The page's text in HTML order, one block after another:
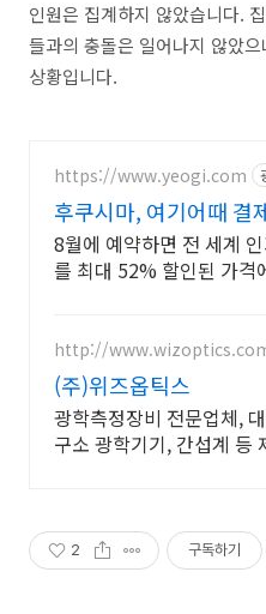
인원은 집계하지 않았습니다.
들과의 충돌은 일어나지 않았
상황입니다.
https://www.yeogi.com
후쿠시마, 여기어때 결
2만원 추가할인
8월에 예약하면 전 세계
를 최대 52% 할인된 가격
http://
(주)위즈옵틱스
광학측정장비 전문업체,
구소 광학기기, 간섭계 등
2 구독하기